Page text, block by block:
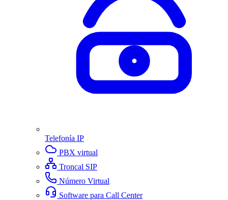
Telefonía IP
PBX virtual
Troncal SIP
Número Virtual
Software para Call Center